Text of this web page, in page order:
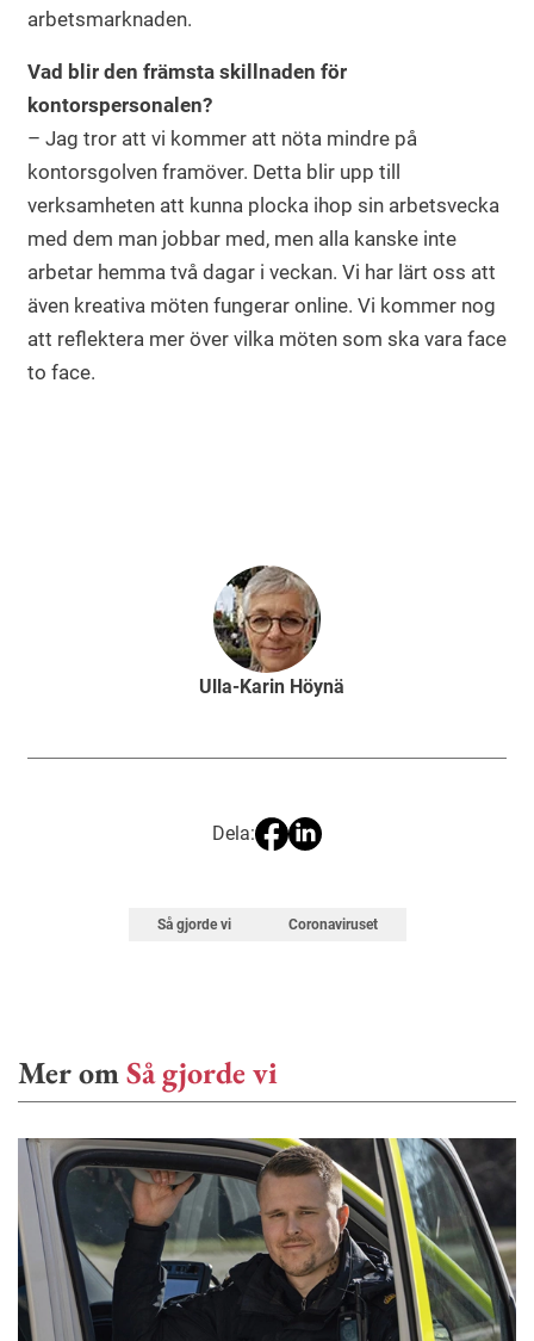
arbetsmarknaden.
Vad blir den främsta skillnaden för
kontorspersonalen?
– Jag tror att vi kommer att nöta mindre på
kontorsgolven framöver. Detta blir upp till
verksamheten att kunna plocka ihop sin arbetsvecka
med dem man jobbar med, men alla kanske inte
arbetar hemma två dagar i veckan. Vi har lärt oss att
även kreativa möten fungerar online. Vi kommer nog
att reflektera mer över vilka möten som ska vara face
to face.
Ulla-Karin Höynä
Dela:
Så gjorde vi Coronaviruset
Mer omSå gjorde vi